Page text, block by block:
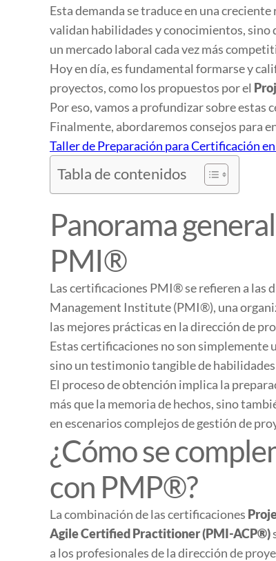
Esta demanda se traduce en una
validan habilidades y conocimientos, sino
un mercado laboral cada vez más
Hoy en día, es fundamental formarse y
proyectos, como los propuestos por el
Por eso, vamos a profundizar sobre estas
Finalmente, abordaremos consejos para
Taller de Preparación para Certificación
Tabla de contenidos
Panorama
PMI®
Las certificaciones PMI® se refieren a
Management Institute (PMI®), una
las mejores prácticas en la dirección de
Estas certificaciones no son simplemente
sino un testimonio tangible de
El proceso de obtención implica la
más que la memoria de hechos, sino
en escenarios complejos de gestión de
¿Cómo se
con PMP®?
La combinación de las certificaciones
Agile Certified Practitioner (PMI-ACP®)
a los profesionales de la dirección de